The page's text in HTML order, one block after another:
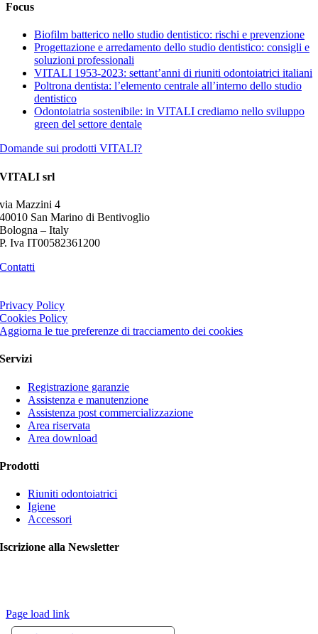
Focus
Biofilm batterico nello studio dentistico: rischi e prevenzione
Progettazione e arredamento dello studio dentistico: consigli e
soluzioni professionali
VITALI 1953-2023: settant’anni di riuniti odontoiatrici italiani
Poltrona dentista: l’elemento centrale all’interno dello studio
dentistico
Odontoiatria sostenibile: in VITALI crediamo nello sviluppo
green del settore dentale
Domande sui prodotti VITALI?
VITALI srl
via Mazzini 4
40010 San Marino di Bentivoglio
Bologna – Italy
P. Iva IT00582361200
Contatti
Privacy Policy
Cookies Policy
Aggiorna le tue preferenze di tracciamento dei cookies
Servizi
Registrazione garanzie
Assistenza e manutenzione
Assistenza post commercializzazione
Area riservata
Area download
Prodotti
Riuniti odontoiatrici
Igiene
Accessori
Iscrizione alla Newsletter
Page load link
Torna